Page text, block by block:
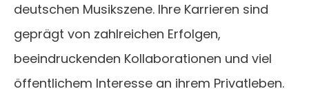
deutschen Musikszene. Ihre Karrieren sind
geprägt von zahlreichen Erfolgen,
beeindruckenden Kollaborationen und viel
öffentlichem Interesse an ihrem Privatleben.